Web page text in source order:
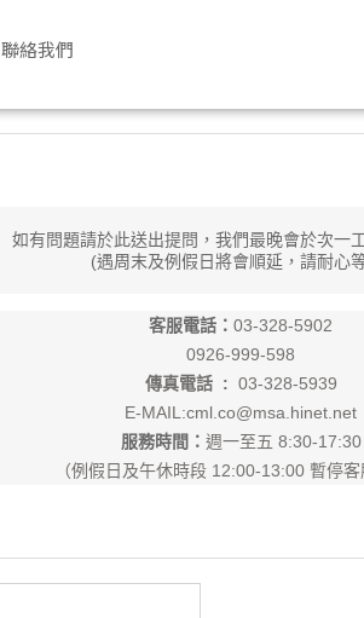
聯絡我們
如有問題請於此送出提問，我們最晚會於次一
(遇周末及例假日將會順延，請耐心
客服電話： 03-328-5902
0926-999-598
傳真電話 : 03-328-5939
E-MAIL:cml.co@msa.hinet.net
服務時間： 週一至五 8:30-17:30
（例假日及午休時段 12:00-13:00 暫停客